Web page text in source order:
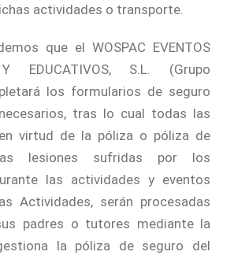
actividades o transporte.
que el WOSPAC EVENTOS
Y EDUCATIVOS, S.L. (Grupo
los formularios de seguro
tras lo cual todas las
virtud de la póliza o póliza de
lesiones sufridas por los
las actividades y eventos
Actividades, serán procesadas
padres o tutores mediante la
la póliza de seguro del